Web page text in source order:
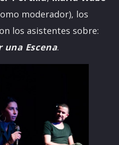
moderador), los
los asistentes sobre:
una Escena.